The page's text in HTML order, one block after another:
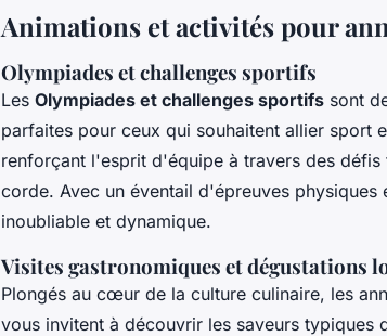
Animations et activités pour
Olympiades et challenges sportifs
Les Olympiades et challenges sportifs sont
parfaites pour ceux qui souhaitent allier sport
renforçant l'esprit d'équipe à travers des
corde. Avec un éventail d'épreuves
inoubliable et dynamique.
Visites gastronomiques et dégustations
Plongés au cœur de la culture culinaire, les
vous invitent à découvrir les saveurs typiques